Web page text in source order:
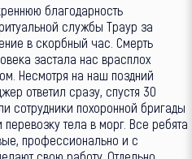
благодарность
службы Траур за
в скорбный час. Смерть
застала нас врасплох
Несмотря на наш поздний
ответил сразу, спустя 30
сотрудники похоронной бригады
тела в морг. Все ребята
профессионально и с
свою работу. Отдельно